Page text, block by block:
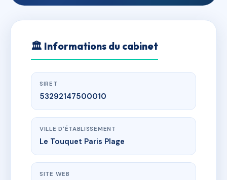
🏛 Informations du cabinet
SIRET
53292147500010
VILLE D'ÉTABLISSEMENT
Le Touquet Paris Plage
SITE WEB